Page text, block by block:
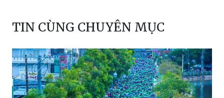
TIN CÙNG CHUYÊN MỤC